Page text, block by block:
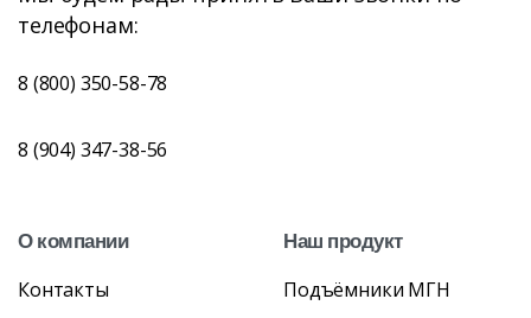
телефонам:
8 (800) 350-58-78
8 (904) 347-38-56
Окомпании
Контакты
Наш продукт
Подъёмники МГН